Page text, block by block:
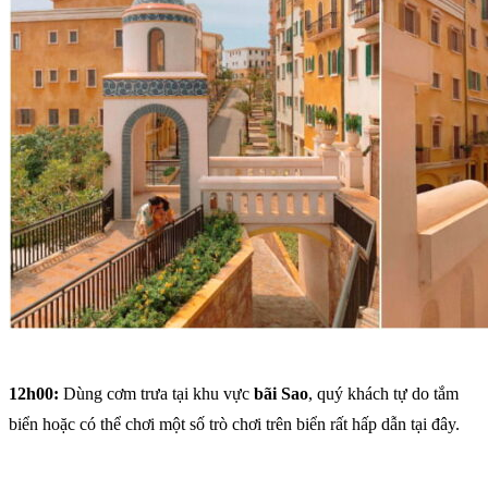
12h00: Dùng cơm trưa tại khu vực bãi Sao, quý khách tự do tắm
biển hoặc có thể chơi một số trò chơi trên biển rất hấp dẫn tại đây.